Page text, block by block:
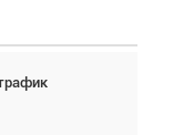
и БПЛА в